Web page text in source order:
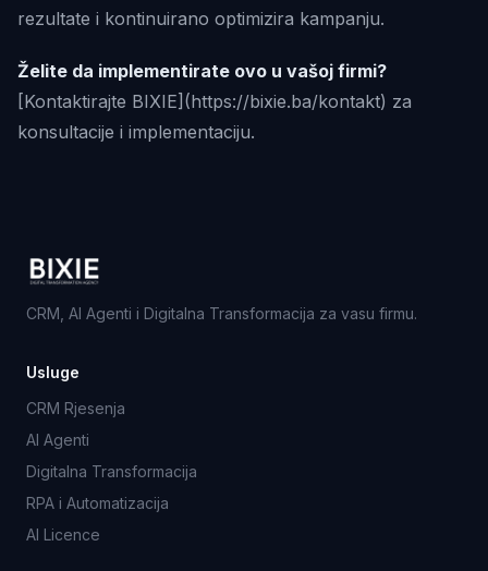
rezultate i kontinuirano optimizira kampanju.
Želite da implementirate ovo u vašoj firmi?
[Kontaktirajte BIXIE](https://bixie.ba/kontakt) za
konsultacije i implementaciju.
CRM, AI Agenti i Digitalna Transformacija za vasu firmu.
Usluge
CRM Rjesenja
AI Agenti
Digitalna Transformacija
RPA i Automatizacija
AI Licence